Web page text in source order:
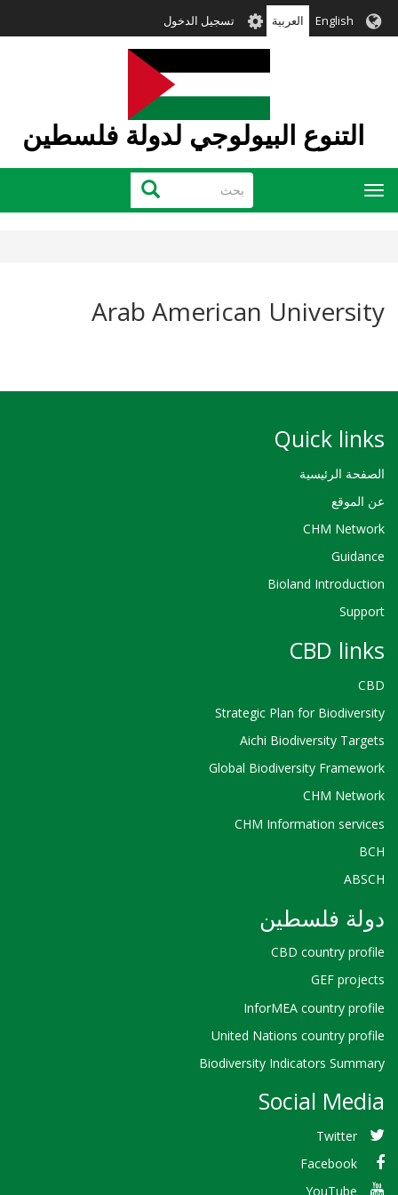
إلى
English العربية User
account
menu
تسجيل الدخول
التنوع البيولوجي لدولة فلسطين
بحث بحث
Toggle
navigation
Arab American University
Quick links
الصفحة الرئيسية
عن الموقع
CHM Network
Guidance
Bioland Introduction
Support
CBD links
CBD
Strategic Plan for Biodiversity
Aichi Biodiversity Targets
Global Biodiversity Framework
CHM Network
CHM Information services
BCH
ABSCH
دولة فلسطين
CBD country profile
GEF projects
InforMEA country profile
United Nations country profile
Biodiversity Indicators Summary
Social Media
Twitter
Facebook
YouTube